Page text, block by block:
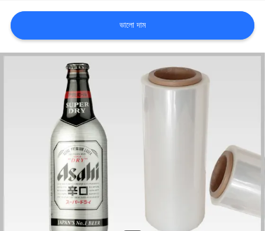
খবর
উদ্ধৃতির
গোপনীয়তা
ভালো দাম